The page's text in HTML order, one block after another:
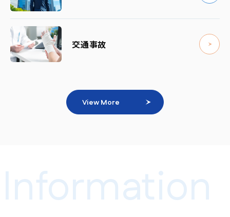
交通事故
View More
Information